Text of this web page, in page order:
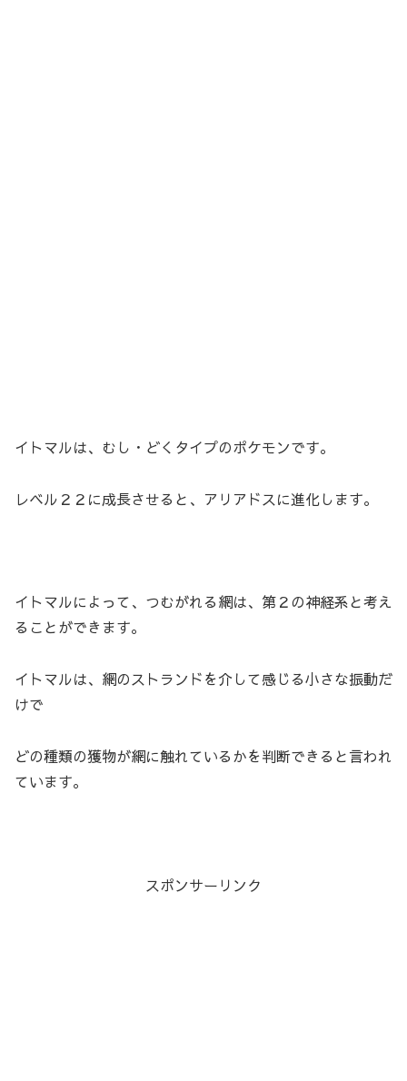
イトマルは、むし・どくタイプのポケモンです。
レベル２２に成長させると、アリアドスに進化します。
イトマルによって、つむがれる網は、第２の神経系と考え
ることができます。
イトマルは、網のストランドを介して感じる小さな振動だ
けで
どの種類の獲物が網に触れているかを判断できると言われ
ています。
スポンサーリンク